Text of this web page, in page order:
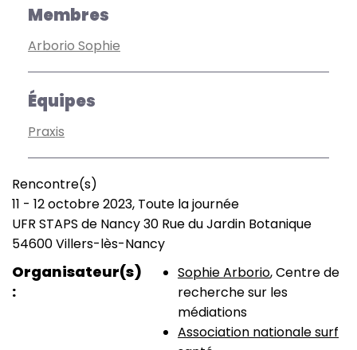
Membres
Arborio Sophie
Équipes
Praxis
Type
de
manifestation
Rencontre(s)
Date
(smart)
11 - 12 octobre 2023, Toute la journée
Lieu
UFR STAPS de Nancy 30 Rue du Jardin Botanique
54600 Villers-lès-Nancy
Organisateur(s) Sophie Arborio, Centre de
recherche sur les
médiations
Association nationale surf